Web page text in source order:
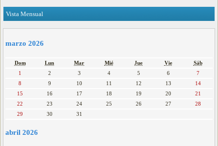
Vista Mensual
marzo 2026
Dom Lun Mar Mié Jue Vie
Sáb
1
2 3 4 5 6
7
8
9 10 11 12 13
14
15
16 17 18 19 20
21
22
23 24 25 26 27
28
29
30 31
abril 2026